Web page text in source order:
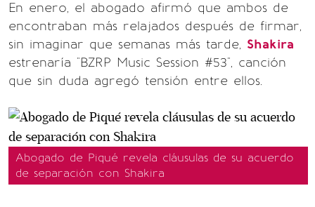
En enero, el abogado afirmó que ambos de
encontraban más relajados después de firmar,
sin imaginar que semanas más tarde, Shakira
estrenaría "BZRP Music Session #53", canción
que sin duda agregó tensión entre ellos.
Abogado de Piqué revela cláusulas de su acuerdo
de separación con Shakira